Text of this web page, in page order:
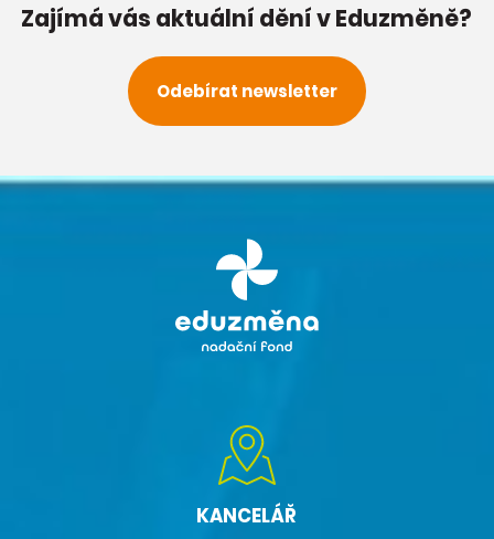
Zajímá vás aktuální dění v Eduzměně?
Odebírat newsletter
KANCELÁŘ